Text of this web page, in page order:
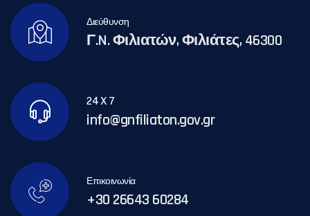
Διεύθυνση
Γ.N. Φιλιατών, Φιλιάτες, 46300
24 X 7
info@gnfiliaton.gov.gr
Επικοινωνία
+30 26643 60284